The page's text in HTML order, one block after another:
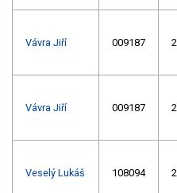
Vávra Jiří 009187
Vávra Jiří 009187
Veselý Lukáš 108094